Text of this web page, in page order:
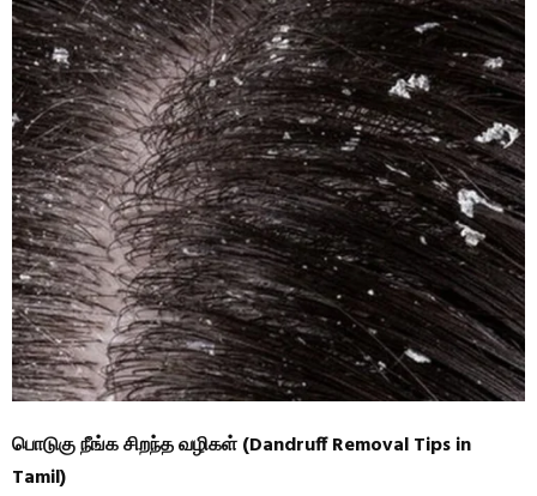
பொடுகு நீங்க சிறந்த வழிகள் (Dandruff Removal Tips in
Tamil)